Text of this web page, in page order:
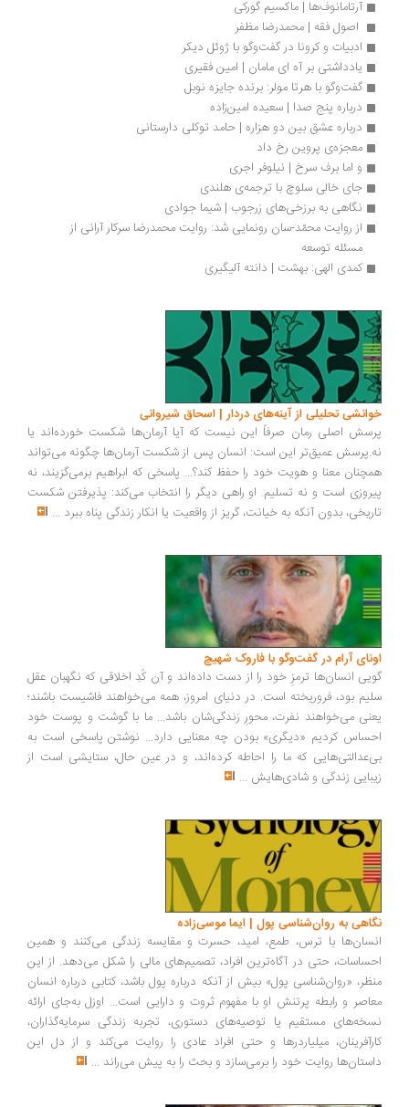
آرتامانوف‌ها | ماکسیم گورکی
اصول فقه | محمدرضا مظفر
ادبیات و کرونا در گفت‌وگو با ژوئل دیکر
یادداشتی بر آه ‌ای مامان | امین فقیری
گفت‌وگو با هرتا مولر: برنده جایزه نوبل
درباره پنج صدا | سعیده امین‌زاده
درباره عشق بین دو هزاره | حامد توکلی دارستانی
معجزه‌ی پروین رخ داد
و اما برف سرخ | نیلوفر اجری
جای خالی سلوچ با ترجمه‌ی هلندی
نگاهی به برزخی‌های زرجوب | شیما جوادی
از روایت محمّد-سان رونمایی شد: روایت محمدرضا سرکار آرانی از
مسئله توسعه
کمدی الهی: بهشت | دانته آلیگیری
تحلیلی از آینه‌های دردار | اسحاق شیروانی
اصلی رمان صرفاً این نیست که آیا آرمان‌ها شکست خورده‌اند یا
عمیق‌تر این است: انسان پس از شکست آرمان‌ها چگونه می‌تواند
معنا و هویت خود را حفظ کند؟... پاسخی که ابراهیم برمی‌گزیند، نه
است و نه تسلیم. او راهی دیگر را انتخاب می‌کند: پذیرفتن شکست
بدون آنکه به خیانت، گریز از واقعیت یا انکار زندگی پناه ببرد...
آرام در گفت‌وگو با فاروک شهیچ‭
انسان‌ها ترمزِ خود را از دست داده‌اند و آن کُدِ اخلاقی که نگهبان عقل
بود، فروریخته است. در دنیای امروز، همه می‌خواهند فاشیست باشند؛
می‌خواهند نفرت، محورِ زندگی‌شان باشد... ما با گوشت و پوست خود
کردیم «دیگری» بودن چه معنایی دارد... نوشتن پاسخی است به
که ما را احاطه کرده‌اند، و در عین حال، ستایشی است از
زندگی و شادی‌هایش...
به روان‌شناسی پول | ایما موسی‌زاده
با ترس، طمع، امید، حسرت و مقایسه زندگی می‌کنند و همین
حتی در آگاه‌ترین افراد، تصمیم‌های مالی را شکل می‌دهد. از این
«روان‌شناسی پول» بیش از آنکه درباره پول باشد، کتابی درباره انسان
و رابطه پرتنش او با مفهوم ثروت و دارایی است... اوزل به‌جای ارائه
مستقیم یا توصیه‌های دستوری، تجربه زندگی سرمایه‌گذاران،
میلیاردرها و حتی افراد عادی را روایت می‌کند و از دل این
روایت خود را برمی‌سازد و بحث را به پیش می‌راند ...